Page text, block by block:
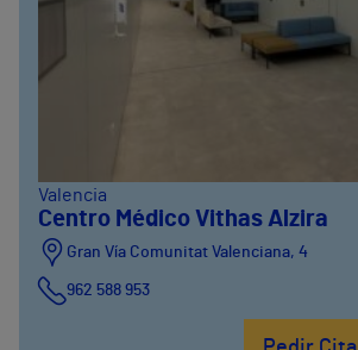
Valencia
Centro Médico Vithas Alzira
Gran Vía Comunitat Valenciana, 4
962 588 953